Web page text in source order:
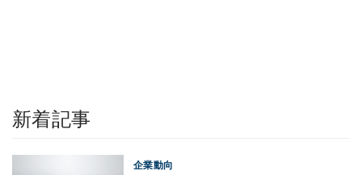
新着記事
企業動向